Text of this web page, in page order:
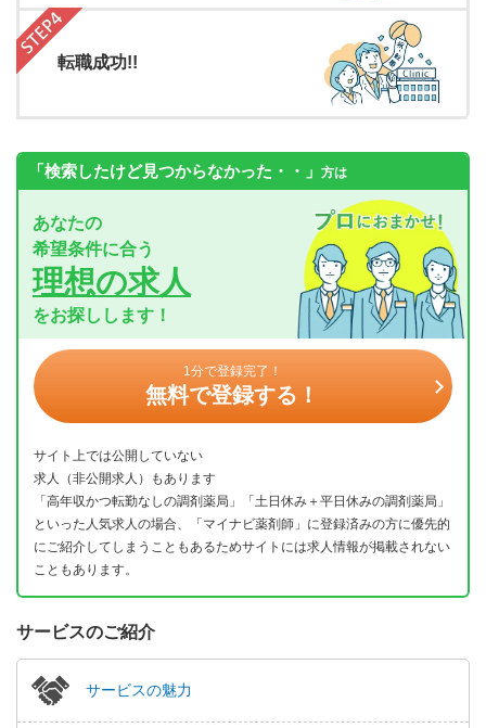
転職成功!!
「検索したけど見つからなかった・・」 方は
あなたの
希望条件に合う
理想の求人
をお探しします！
1分で登録完了！
無料で登録する！
サイト上では公開していない
求人（非公開求人）もあります
「高年収かつ転勤なしの調剤薬局」「土日休み＋平日休みの調剤薬局」
といった人気求人の場合、「マイナビ薬剤師」に登録済みの方に優先的
にご紹介してしまうこともあるためサイトには求人情報が掲載されない
こともあります。
サービスのご紹介
サービスの魅力